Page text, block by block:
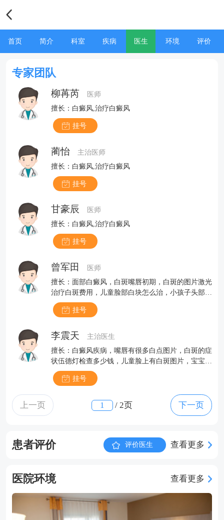
首页 简介 科室 疾病 医生 环境 评价
专家团队
柳苒芮
医师
擅长：白癜风,治疗白癜风
挂号
蔺怡
主治医师
擅长：白癜风,治疗白癜风
挂号
甘豪辰
医师
擅长：白癜风,治疗白癜风
挂号
曾军田
医师
擅长：面部白癜风，白斑嘴唇初期，白斑的图片激光
治疗白斑费用，儿童脸部白块怎么治，小孩子头部白
斑
挂号
李震天
主治医生
擅长：白癜风疾病，嘴唇有很多白点图片，白斑的症
状伍德灯检查多少钱，儿童脸上有白斑图片，宝宝脖
子白斑
挂号
上一页 /2页 下一页
患者评价 评价医生 查看更多
医院环境 查看更多